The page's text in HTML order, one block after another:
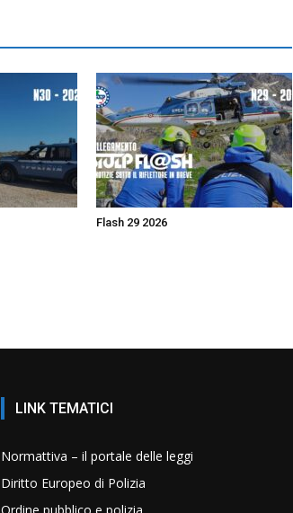
Flash 29 2026
LINK TEMATICI
Normattiva – il portale delle leggi
Diritto Europeo di Polizia